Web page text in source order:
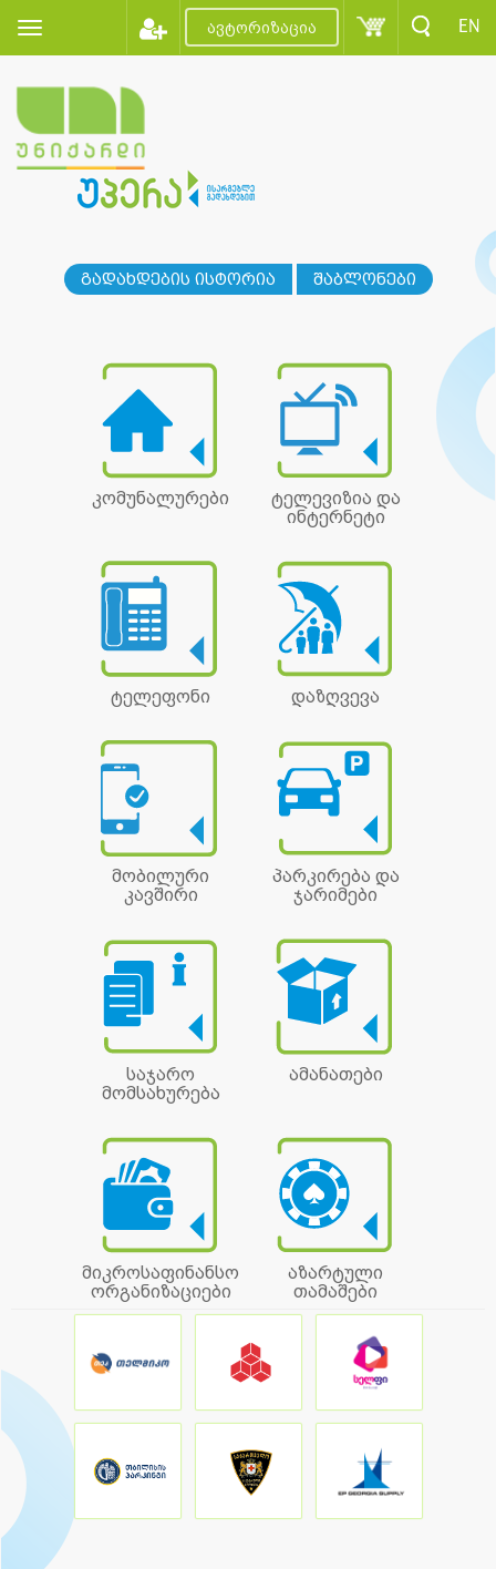
ავტორიზაცია EN
გადახდების ისტორია შაბლონები
კომუნალურები
ტელევიზია და
ინტერნეტი
ტელეფონი დაზღვევა
მობილური
კავშირი
პარკირება და
ჯარიმები
საჯარო
მომსახურება
ამანათები
მიკროსაფინანსო
ორგანიზაციები
აზარტული
თამაშები